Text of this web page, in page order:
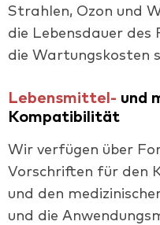
Strahlen, Ozon und
die Lebensdauer
die Wartungskosten
Lebensmittel- und
Kompatibilität
Wir verfügen über
Vorschriften für den
und den
und die